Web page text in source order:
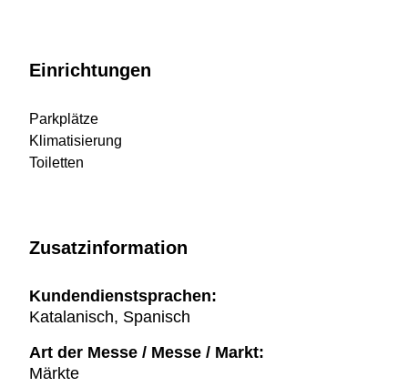
Einrichtungen
Parkplätze
Klimatisierung
Toiletten
Zusatzinformation
Kundendienstsprachen:
Katalanisch, Spanisch
Art der Messe / Messe / Markt:
Märkte